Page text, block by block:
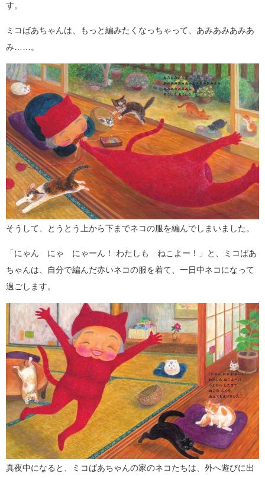
す。
ミコばあちゃんは、もっと編みたくなっちゃって、あみあみあみあ
み……。
そうして、とうとう上から下までネコの服を編んでしまいました。
「にゃん にゃ にゃーん！ わたしも ねこよー！」と、ミコばあ
ちゃんは、自分で編んだ赤いネコの服を着て、一日中ネコになって
過ごします。
真夜中になると、ミコばあちゃんの家のネコたちは、外へ遊びに出